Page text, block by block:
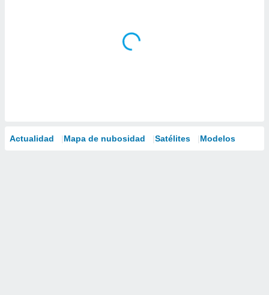
Actualidad Mapa de nubosidad Satélites Modelos